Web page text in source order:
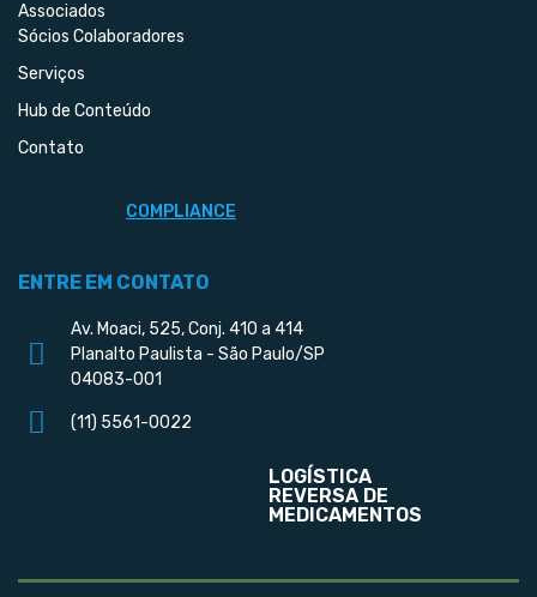
Associados
Sócios Colaboradores
Serviços
Hub de Conteúdo
Contato
COMPLIANCE
ENTRE EM CONTATO
Av. Moaci, 525, Conj. 410 a 414
Planalto Paulista - São Paulo/SP
04083-001
(11) 5561-0022
LOGÍSTICA
REVERSA DE
MEDICAMENTOS